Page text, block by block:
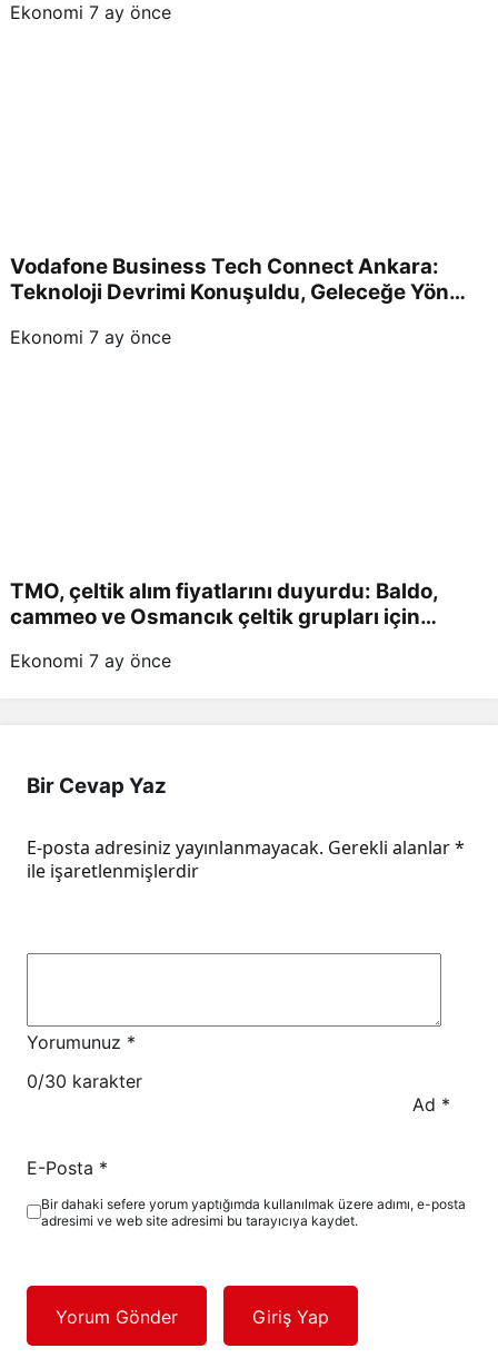
Ekonomi 7 ay önce
Vodafone Business Tech Connect Ankara:
Teknoloji Devrimi Konuşuldu, Geleceğe Yön
Ekonomi 7 ay önce
TMO, çeltik alım fiyatlarını duyurdu: Baldo,
cammeo ve Osmancık çeltik grupları için
Ekonomi 7 ay önce
Bir Cevap Yaz
E-posta adresiniz yayınlanmayacak. Gerekli alanlar*
ile işaretlenmişlerdir
Yorumunuz *
0/30 karakter
Ad *
E-Posta *
Bir dahaki sefere yorum yaptığımda kullanılmak üzere adımı, e-posta
adresimi ve web site adresimi bu tarayıcıya kaydet.
Yorum Gönder Giriş Yap